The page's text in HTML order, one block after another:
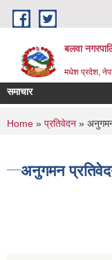
Skip to main content
बलवा
मधेश प्रदेश,
समाचार
You are
Home » प्रतिवेदन »
अनुगमन